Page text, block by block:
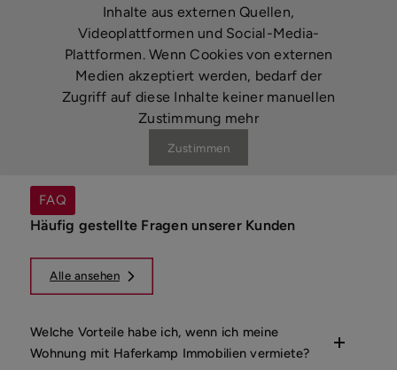
Inhalte aus externen Quellen,
Videoplattformen und Social-Media-
Plattformen. Wenn Cookies von externen
Medien akzeptiert werden, bedarf der
Zugriff auf diese Inhalte keiner manuellen
Zustimmung mehr
Zustimmen
FAQ
Häufig gestellte Fragen unserer Kunden
Alle ansehen
Welche Vorteile habe ich, wenn ich meine
Wohnung mit Haferkamp Immobilien vermiete?